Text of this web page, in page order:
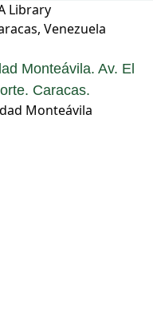
Library
Venezuela
Monteávila. Av. El
Caracas.
Monteávila